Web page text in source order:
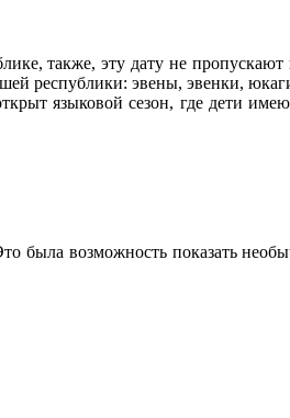
также, эту дату не пропускают
республики: эвены, эвенки,
языковой сезон, где дети
была возможность показать